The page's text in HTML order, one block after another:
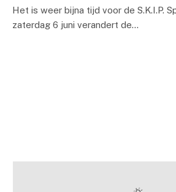
Het is weer bijna tijd voor de S.K.I.P.
zaterdag 6 juni verandert de…